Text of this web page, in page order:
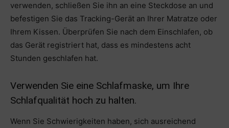
verwenden, schließen Sie ihn an eine Steckdose an und
befestigen Sie das Tracking-Gerät an Ihrer Matratze oder
Ihrem Kissen. Überprüfen Sie nach dem Einschlafen, ob
das Gerät registriert hat, dass es mindestens acht
Stunden geschlafen hat.
Verwenden Sie eine Schlafmaske, um Ihre
Schlafqualität hoch zu halten.
Wenn Sie Schwierigkeiten haben, sich ausreichend